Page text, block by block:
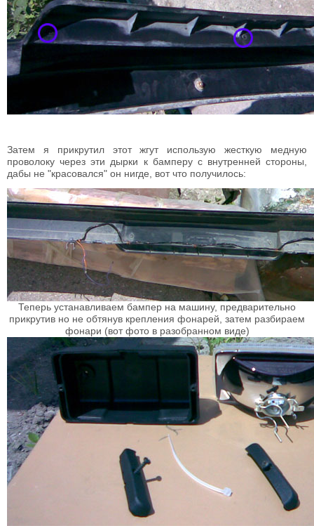
Затем я прикрутил этот жгут использую жесткую медную
проволоку через эти дырки к бамперу с внутренней стороны,
дабы не "красовался" он нигде, вот что получилось:
Теперь устанавливаем бампер на машину, предварительно
прикрутив но не обтянув крепления фонарей, затем разбираем
фонари (вот фото в разобранном виде)